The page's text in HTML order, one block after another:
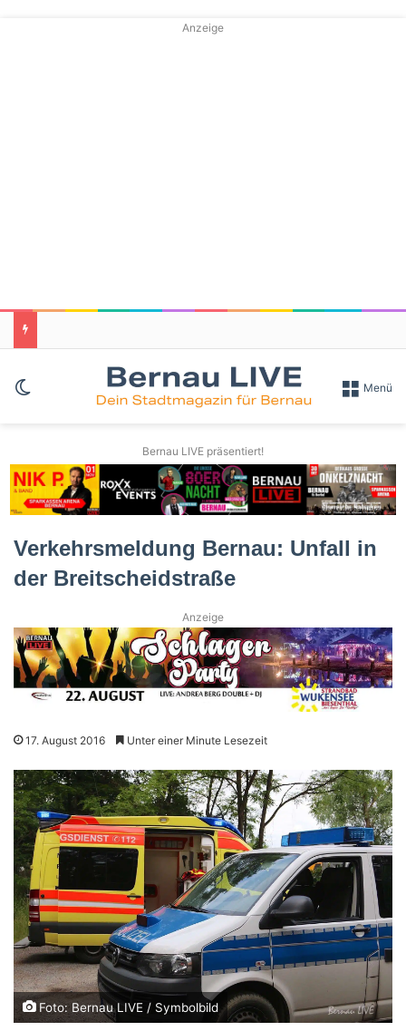
Anzeige
Skin umschalten Menü
Bernau LIVE präsentiert!
Verkehrsmeldung Bernau: Unfall in
der Breitscheidstraße
Anzeige
17. August 2016 Unter einer Minute Lesezeit
Foto: Bernau LIVE / Symbolbild